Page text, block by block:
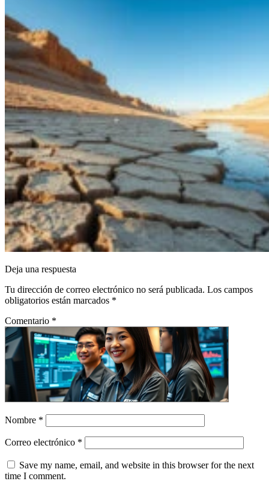
Deja una respuesta
Tu dirección de correo electrónico no será publicada. Los campos
obligatorios están marcados *
Comentario *
Nombre *
Correo electrónico *
Save my name, email, and website in this browser for the next
time I comment.